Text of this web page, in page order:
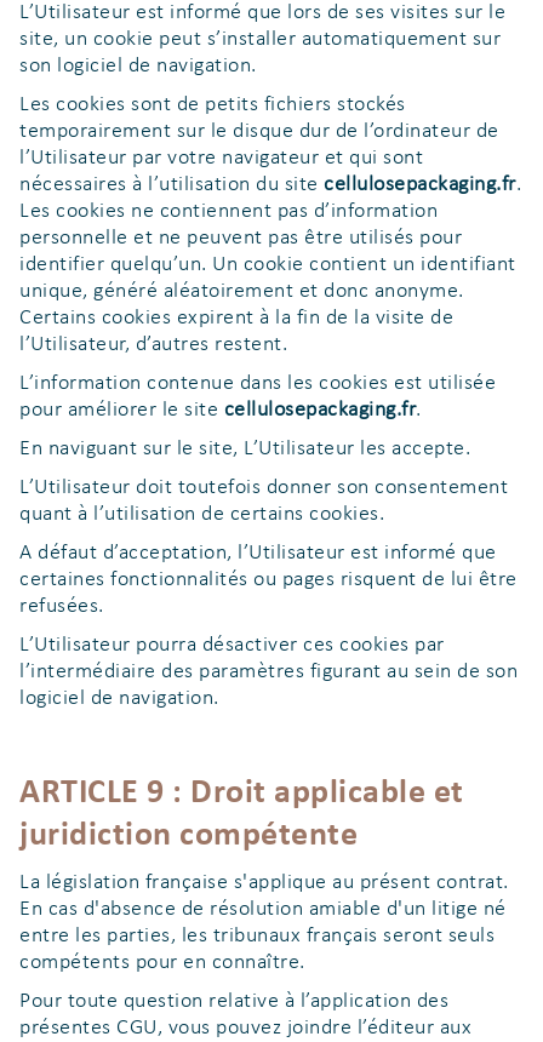
L’Utilisateur est informé que lors de ses visites sur le
site, un cookie peut s’installer automatiquement sur
son logiciel de navigation.
Les cookies sont de petits fichiers stockés
temporairement sur le disque dur de l’ordinateur de
l’Utilisateur par votre navigateur et qui sont
nécessaires à l’utilisation du site cellulosepackaging.fr.
Les cookies ne contiennent pas d’information
personnelle et ne peuvent pas être utilisés pour
identifier quelqu’un. Un cookie contient un identifiant
unique, généré aléatoirement et donc anonyme.
Certains cookies expirent à la fin de la visite de
l’Utilisateur, d’autres restent.
L’information contenue dans les cookies est utilisée
pour améliorer le site cellulosepackaging.fr.
En naviguant sur le site, L’Utilisateur les accepte.
L’Utilisateur doit toutefois donner son consentement
quant à l’utilisation de certains cookies.
A défaut d’acceptation, l’Utilisateur est informé que
certaines fonctionnalités ou pages risquent de lui être
refusées.
L’Utilisateur pourra désactiver ces cookies par
l’intermédiaire des paramètres figurant au sein de son
logiciel de navigation.
ARTICLE 9 : Droit applicable et
juridiction compétente
La législation française s'applique au présent contrat.
En cas d'absence de résolution amiable d'un litige né
entre les parties, les tribunaux français seront seuls
compétents pour en connaître.
Pour toute question relative à l’application des
présentes CGU, vous pouvez joindre l’éditeur aux